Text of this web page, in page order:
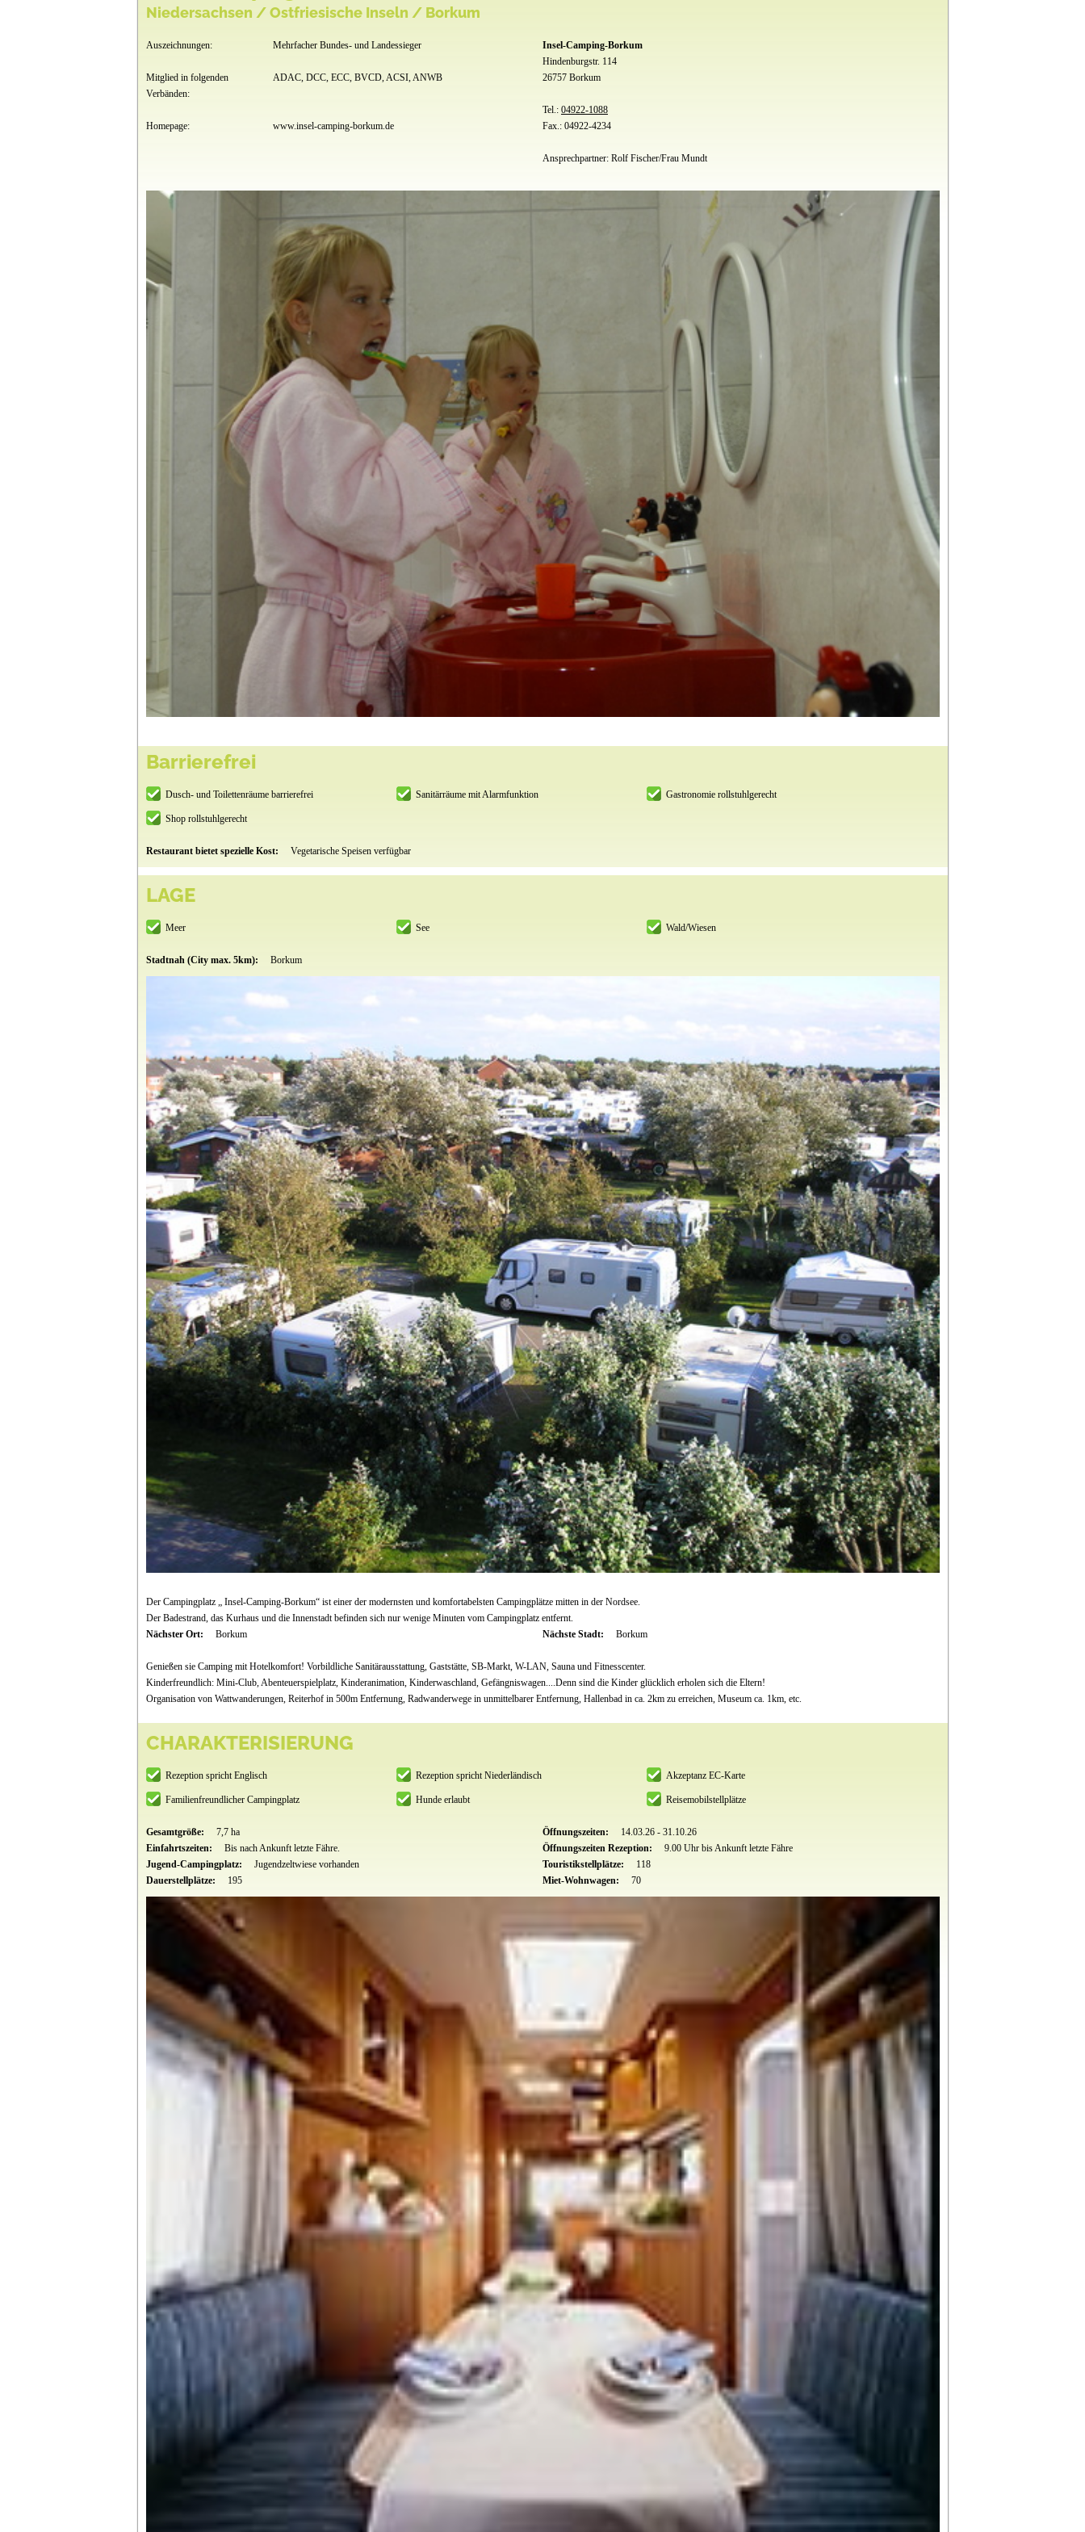
Niedersachsen / Ostfriesische Inseln / Borkum
Auszeichnungen: Mehrfacher Bundes- und Landessieger
Mitglied in folgenden
Verbänden:
ADAC, DCC, ECC, BVCD, ACSI, ANWB
Homepage: www.insel-camping-borkum.de
Insel-Camping-Borkum
Hindenburgstr. 114
26757 Borkum
Tel.: 04922-1088
Fax.: 04922-4234
Ansprechpartner: Rolf Fischer/Frau Mundt
Barrierefrei
Dusch- und Toilettenräume barrierefrei Sanitärräume mit Alarmfunktion Gastronomie rollstuhlgerecht
Shop rollstuhlgerecht
Restaurant bietet spezielle Kost: Vegetarische Speisen verfügbar
LAGE
Meer See Wald/Wiesen
Stadtnah (City max. 5km): Borkum
Der Campingplatz „ Insel-Camping-Borkum“ ist einer der modernsten und komfortabelsten Campingplätze mitten in der Nordsee.
Der Badestrand, das Kurhaus und die Innenstadt befinden sich nur wenige Minuten vom Campingplatz entfernt.
Nächster Ort:
Borkum Nächste Stadt: Borkum
Genießen sie Camping mit Hotelkomfort! Vorbildliche Sanitärausstattung, Gaststätte, SB-Markt, W-LAN, Sauna und Fitnesscenter.
Kinderfreundlich: Mini-Club, Abenteuerspielplatz, Kinderanimation, Kinderwaschland, Gefängniswagen....Denn sind die Kinder glücklich erholen sich die Eltern!
Organisation von Wattwanderungen, Reiterhof in 500m Entfernung, Radwanderwege in unmittelbarer Entfernung, Hallenbad in ca. 2km zu erreichen, Museum ca. 1km, etc.
CHARAKTERISIERUNG
Rezeption spricht Englisch Rezeption spricht Niederländisch Akzeptanz EC-Karte
Familienfreundlicher Campingplatz Hunde erlaubt Reisemobilstellplätze
Gesamtgröße: 7,7 ha Öffnungszeiten:
14.03.26 - 31.10.26
Einfahrtszeiten:
Bis nach Ankunft letzte Fähre. Öffnungszeiten Rezeption:
9.00 Uhr bis Ankunft letzte Fähre
Jugend-Campingplatz:
Jugendzeltwiese vorhanden Touristikstellplätze:
118
Dauerstellplätze:
195 Miet-Wohnwagen: 70